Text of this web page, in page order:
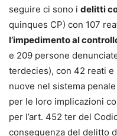
seguire ci sono i delitti
quinques CP) con 107
l’impedimento al
e 209 persone
terdecies), con 42 reati
nuove nel sistema
per le loro implicazioni
per l’art. 452 ter del
conseguenza del delitto